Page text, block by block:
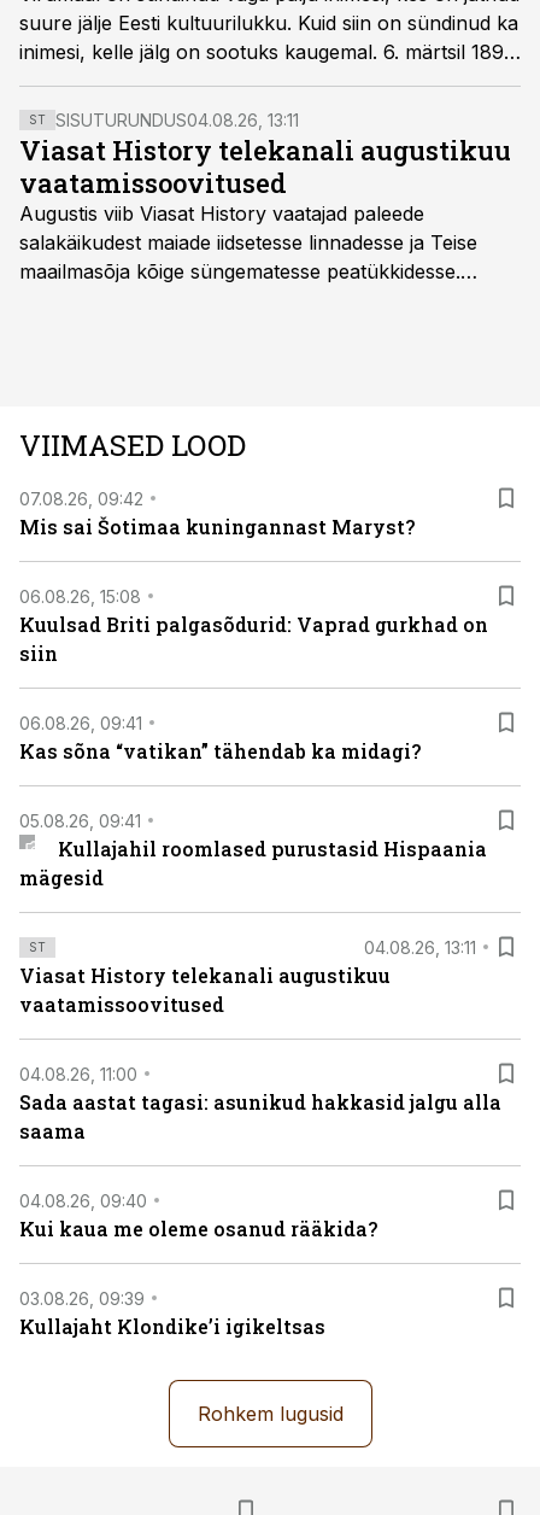
suure jälje Eesti kultuurilukku. Kuid siin on sündinud ka
inimesi, kelle jälg on sootuks kaugemal. 6. märtsil 1897
ehk täpselt 125 aastat tagasi sündis Kundas 20. sajandi
üks olulisemaid Taani heliloojaid Knudåge Riisager.
ST SISUTURUNDUS04.08.26, 13:11
Viasat History telekanali augustikuu
vaatamissoovitused
Augustis viib Viasat History vaatajad paleede
salakäikudest maiade iidsetesse linnadesse ja Teise
maailmasõja kõige süngematesse peatükkidesse.
viasathistory.eu/ee
VIIMASED LOOD
07.08.26, 09:42
Mis sai Šotimaa kuningannast Maryst?
06.08.26, 15:08
Kuulsad Briti palgasõdurid: Vaprad gurkhad on
siin
06.08.26, 09:41
Kas sõna “vatikan” tähendab ka midagi?
05.08.26, 09:41
Kullajahil roomlased purustasid Hispaania
mägesid
ST 04.08.26, 13:11
Viasat History telekanali augustikuu
vaatamissoovitused
04.08.26, 11:00
Sada aastat tagasi: asunikud hakkasid jalgu alla
saama
04.08.26, 09:40
Kui kaua me oleme osanud rääkida?
03.08.26, 09:39
Kullajaht Klondike’i igikeltsas
Rohkem lugusid